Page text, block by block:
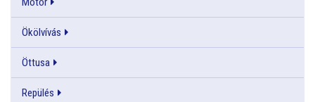
Ökölvívás
Öttusa
Repülés